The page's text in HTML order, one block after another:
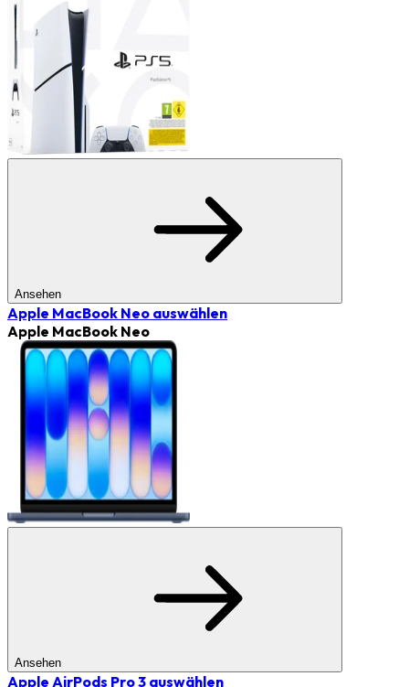
Ansehen
Apple MacBook Neo auswählen
Apple MacBook Neo
Ansehen
Apple AirPods Pro 3 auswählen